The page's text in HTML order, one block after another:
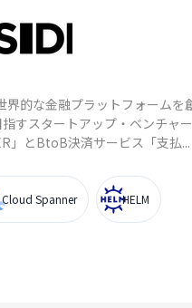
界的な金融プラットフォームを
すスタートアップ・ベンチャ
」とBtoB決済サービス「支払...
Cloud Spanner HELM